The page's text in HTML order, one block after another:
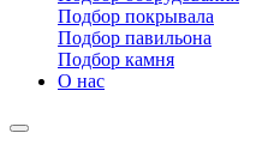
Подбор покрывала
Подбор павильона
Подбор камня
О нас